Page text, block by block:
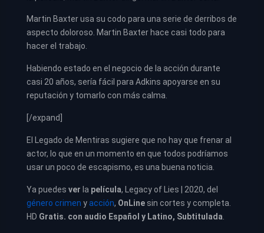
Martin Baxter usa su codo para una serie de derribos de
aspecto doloroso. Martin Baxter hace casi todo para
hacer el trabajo.
Habiendo estado en el negocio de la acción durante
casi 20 años, sería fácil para Adkins apoyarse en su
reputación y tomarlo con más calma.
[/expand]
El Legado de Mentiras sugiere que no hay que frenar al
actor, lo que en un momento en que todos podríamos
usar un poco de escapismo, es una buena noticia.
Ya puedes ver la película, Legacy of Lies | 2020, del
género crimen yacción, OnLine sin cortes y completa.
HD Gratis. con audio Español y Latino, Subtitulada